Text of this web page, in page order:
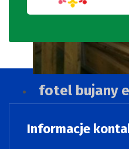
fotel bujany
Informacje